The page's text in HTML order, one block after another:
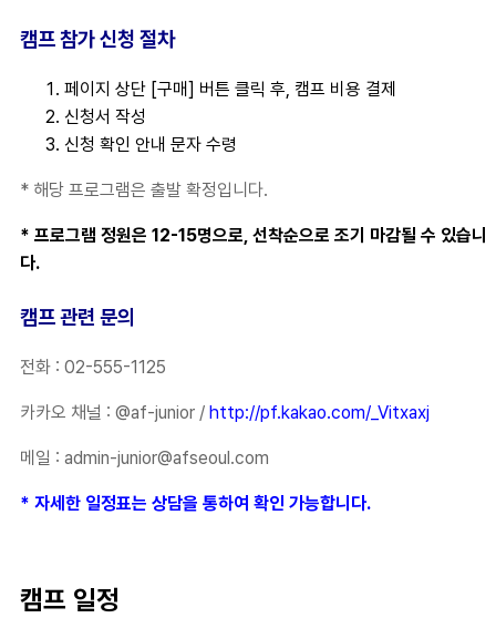
캠프 참가 신청 절차
페이지 상단 [구매] 버튼 클릭 후, 캠프 비용 결제
신청서 작성
신청 확인 안내 문자 수령
* 해당 프로그램은 출발 확정입니다.
* 프로그램 정원은 12-15명으로, 선착순으로 조기 마감될 수 있습니
다.
캠프 관련 문의
전화 : 02-555-1125
카카오 채널 : @af-junior / http://pf.kakao.com/_Vitxaxj
메일 : admin-junior@afseoul.com
* 자세한 일정표는 상담을 통하여 확인 가능합니다.
캠프 일정